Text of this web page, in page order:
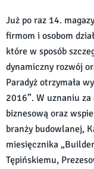
Już po raz 14.
firmom i osobom
które w sposób
dynamiczny rozwój
Paradyż otrzymała
2016”. W uznaniu
biznesową oraz
branży budowlanej,
miesięcznika
Tępińskiemu,